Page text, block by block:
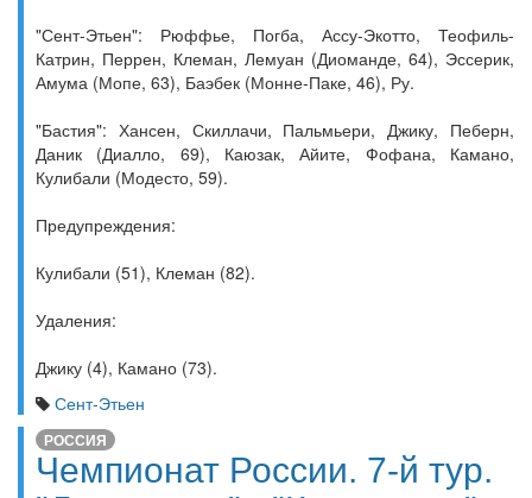
"Сент-Этьен": Рюффье, Погба, Ассу-Экотто, Теофиль-
Катрин, Перрен, Клеман, Лемуан (Диоманде, 64), Эссерик,
Амума (Мопе, 63), Баэбек (Монне-Паке, 46), Ру.
"Бастия": Хансен, Скиллачи, Пальмьери, Джику, Пеберн,
Даник (Диалло, 69), Каюзак, Айите, Фофана, Камано,
Кулибали (Модесто, 59).
Предупреждения:
Кулибали (51), Клеман (82).
Удаления:
Джику (4), Камано (73).
Сент-Этьен
РОССИЯ
Чемпионат России. 7-й тур.